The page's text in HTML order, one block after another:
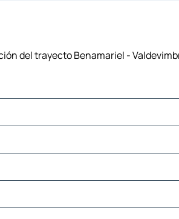
del trayecto Benamariel -